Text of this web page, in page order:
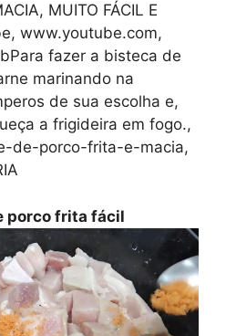
MUITO FÁCIL E
www.youtube.com,
fazer a bisteca de
marinando na
de sua escolha e,
a frigideira em fogo.,
de-porco-frita-e-macia,
porco frita fácil